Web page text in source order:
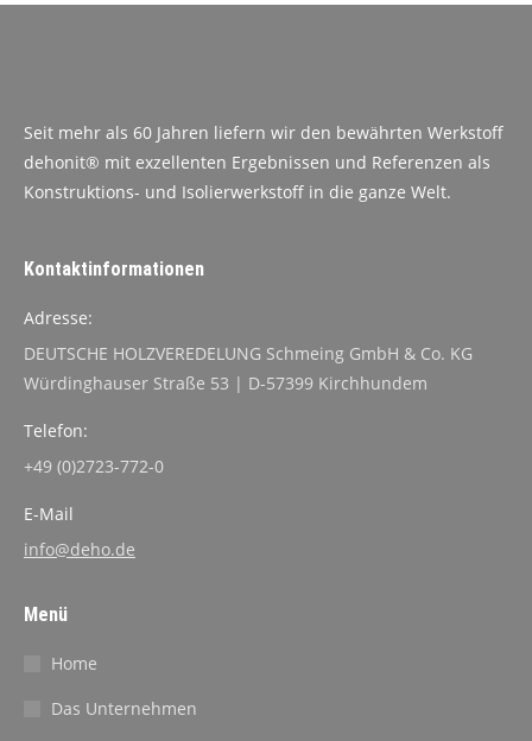
Seit mehr als 60 Jahren liefern wir den bewährten Werkstoff
dehonit® mit exzellenten Ergebnissen und Referenzen als
Konstruktions- und Isolierwerkstoff in die ganze Welt.
Kontaktinformationen
Adresse:
DEUTSCHE HOLZVEREDELUNG Schmeing GmbH & Co. KG
Würdinghauser Straße 53 | D-57399 Kirchhundem
Telefon:
+49 (0)2723-772-0
E-Mail
info@deho.de
Menü
Home
Das Unternehmen